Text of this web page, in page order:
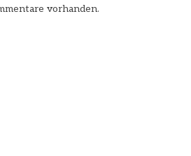
vorhanden.